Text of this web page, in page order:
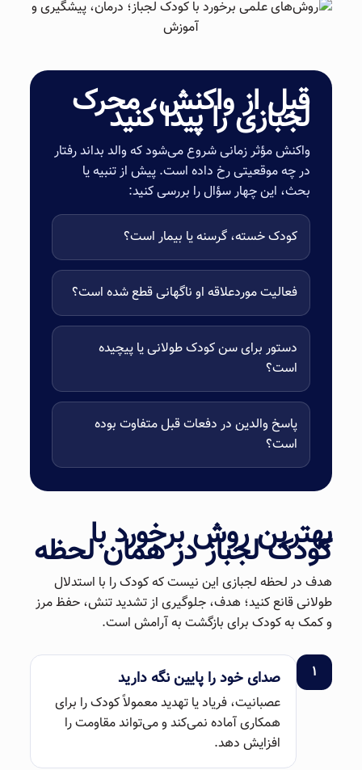
قبل از واکنش، محرک
لجبازی را پیدا کنید
واکنش مؤثر زمانی شروع می‌شود که والد بداند رفتار
در چه موقعیتی رخ داده است. پیش از تنبیه یا
بحث، این چهار سؤال را بررسی کنید:
کودک خسته، گرسنه یا بیمار است؟
فعالیت موردعلاقه او ناگهانی قطع شده است؟
دستور برای سن کودک طولانی یا پیچیده
است؟
پاسخ والدین در دفعات قبل متفاوت بوده
است؟
بهترین روش برخورد با
کودک لجباز در همان لحظه
هدف در لحظه لجبازی این نیست که کودک را با استدلال
طولانی قانع کنید؛ هدف، جلوگیری از تشدید تنش، حفظ مرز
و کمک به کودک برای بازگشت به آرامش است.
۱ صدای خود را پایین نگه دارید
عصبانیت، فریاد یا تهدید معمولاً کودک را برای
همکاری آماده نمی‌کند و می‌تواند مقاومت را
افزایش دهد.